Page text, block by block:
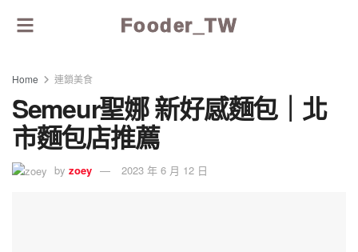
Fooder_TW
Home 連鎖美食
Semeur聖娜 新好感麵包｜北
市麵包店推薦
by zoey 2023 年 6 月 12 日